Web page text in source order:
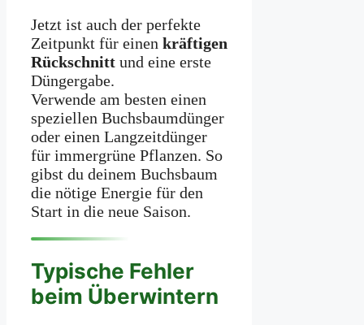
Jetzt ist auch der perfekte
Zeitpunkt für einen kräftigen
Rückschnitt und eine erste
Düngergabe.
Verwende am besten einen
speziellen Buchsbaumdünger
oder einen Langzeitdünger
für immergrüne Pflanzen. So
gibst du deinem Buchsbaum
die nötige Energie für den
Start in die neue Saison.
Typische Fehler
beim Überwintern